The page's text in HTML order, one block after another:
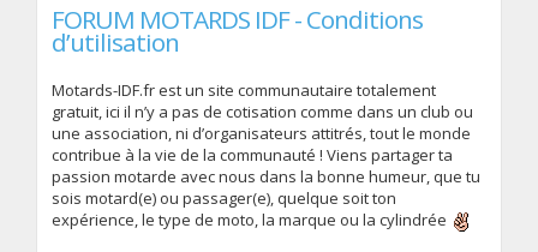
FORUM MOTARDS IDF - Conditions
d’utilisation
Motards-IDF.fr est un site communautaire totalement
gratuit, ici il n’y a pas de cotisation comme dans un club ou
une association, ni d’organisateurs attitrés, tout le monde
contribue à la vie de la communauté ! Viens partager ta
passion motarde avec nous dans la bonne humeur, que tu
sois motard(e) ou passager(e), quelque soit ton
expérience, le type de moto, la marque ou la cylindrée